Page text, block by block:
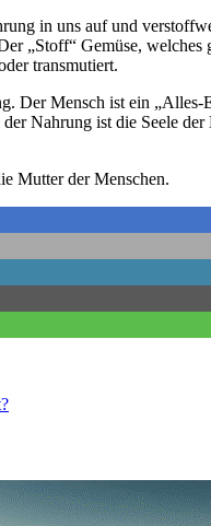
in uns auf und
„Stoff“ Gemüse,
transmutiert.
Der Mensch ist ein
Nahrung ist die Seele
Mutter der Menschen.